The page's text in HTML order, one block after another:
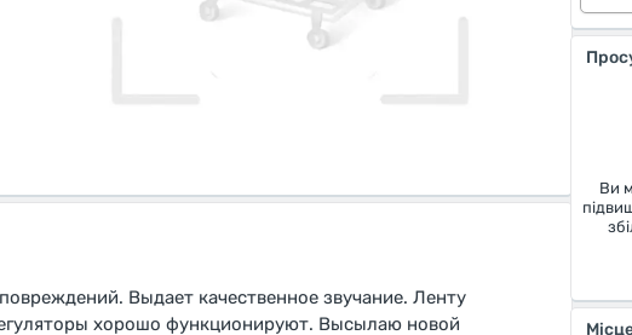
Выдает качественное звучание. Ленту
хорошо функционируют. Высылаю новой
Ви